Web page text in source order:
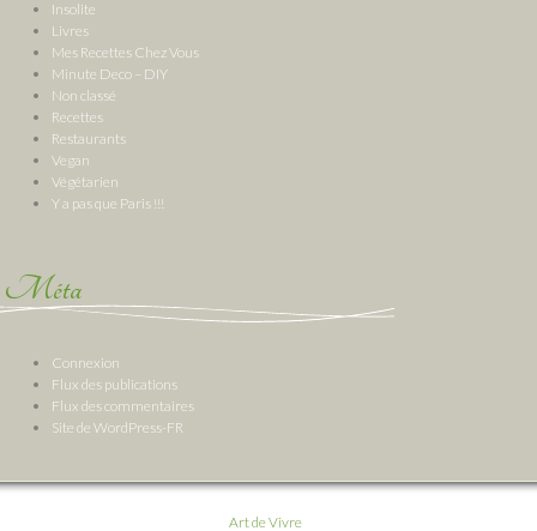
Insolite
Livres
Mes Recettes Chez Vous
Minute Deco – DIY
Non classé
Recettes
Restaurants
Vegan
Végétarien
Y a pas que Paris !!!
Méta
Connexion
Flux des publications
Flux des commentaires
Site de WordPress-FR
Art de Vivre